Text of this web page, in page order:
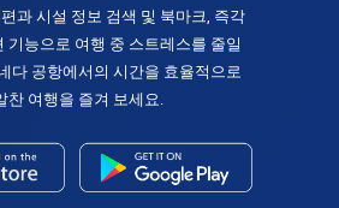
과 시설 정보 검색 및 북마크, 즉각
기능으로 여행 중 스트레스를 줄일
다 공항에서의 시간을 효율적으로
찬 여행을 즐겨 보세요.